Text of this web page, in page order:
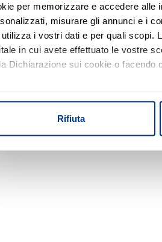
per memorizzare e accedere alle
misurare gli annunci e i
i vostri dati e per quali scopi.
in cui avete effettuato le vostre
Dichiarazione sui cookie o facendo
Identificare il tuo dispositivo,
digitali).
Rifiuta